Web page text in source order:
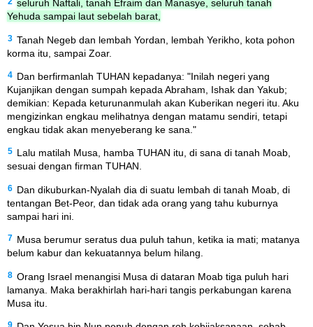
seluruh Naftali, tanah Efraim dan Manasye, seluruh tanah
Yehuda sampai laut sebelah barat,
3 Tanah Negeb dan lembah Yordan, lembah Yerikho, kota pohon
korma itu, sampai Zoar.
4 Dan berfirmanlah TUHAN kepadanya: "Inilah negeri yang
Kujanjikan dengan sumpah kepada Abraham, Ishak dan Yakub;
demikian: Kepada keturunanmulah akan Kuberikan negeri itu. Aku
mengizinkan engkau melihatnya dengan matamu sendiri, tetapi
engkau tidak akan menyeberang ke sana."
5 Lalu matilah Musa, hamba TUHAN itu, di sana di tanah Moab,
sesuai dengan firman TUHAN.
6 Dan dikuburkan-Nyalah dia di suatu lembah di tanah Moab, di
tentangan Bet-Peor, dan tidak ada orang yang tahu kuburnya
sampai hari ini.
7 Musa berumur seratus dua puluh tahun, ketika ia mati; matanya
belum kabur dan kekuatannya belum hilang.
8 Orang Israel menangisi Musa di dataran Moab tiga puluh hari
lamanya. Maka berakhirlah hari-hari tangis perkabungan karena
Musa itu.
9